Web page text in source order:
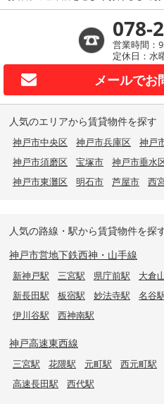
078-
営業時間：
定休日：水
メールでお
人気のエリアから賃貸物件を探す
神戸市中央区 神戸市兵庫区 神戸
神戸市須磨区
宝塚市 神戸市垂水
神戸市東灘区
明石市 芦屋市 西
人気の路線・駅から賃貸物件を探
神戸市営地下鉄西神・山手線
新神戸駅 三宮駅 県庁前駅 大倉
新長田駅
板宿駅 妙法寺駅 名谷
伊川谷駅
西神南駅
神戸高速東西線
三宮駅 花隈駅 元町駅 西元町駅
高速長田駅
西代駅